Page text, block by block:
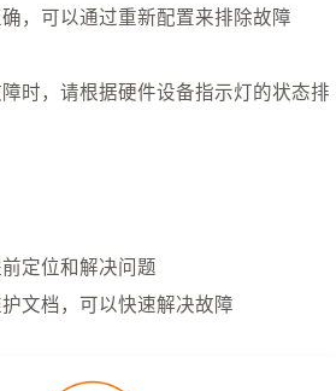
，可以通过重新配置来排除故障
时，请根据硬件设备指示灯的状态排
定位和解决问题
文档，可以快速解决故障